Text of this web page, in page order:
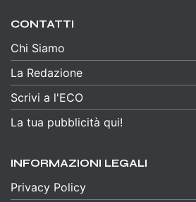
CONTATTI
Chi Siamo
La Redazione
Scrivi a l'ECO
La tua pubblicità qui!
INFORMAZIONI LEGALI
Privacy Policy